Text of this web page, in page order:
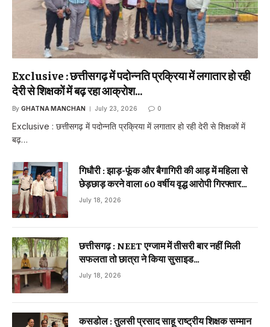
Exclusive : छत्तीसगढ़ में पदोन्नति प्रक्रिया में लगातार हो रही
देरी से शिक्षकों में बढ़ रहा आक्रोश…
By GHATNA MANCHAN July 23, 2026 0
Exclusive : छत्तीसगढ़ में पदोन्नति प्रक्रिया में लगातार हो रही देरी से शिक्षकों में
बढ़…
गिधौरी : झाड़-फूंक और बैगागिरी की आड़ में महिला से
छेड़छाड़ करने वाला 60 वर्षीय वृद्ध आरोपी गिरफ्तार…
July 18, 2026
छत्तीसगढ़ : NEET एग्जाम में तीसरी बार नहीं मिली
सफलता तो छात्रा ने किया सुसाइड…
July 18, 2026
कसडोल : तुलसी प्रसाद साहू राष्ट्रीय शिक्षक सम्मान